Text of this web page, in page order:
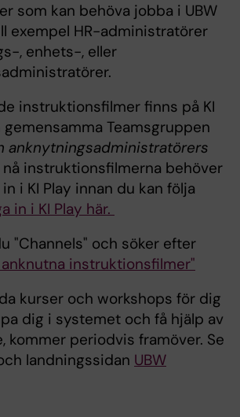
som kan behöva jobba i UBW
exempel HR-administratörer
, enhets-, eller
instruktionsfilmer finns på KI
Teamsgruppen
anknytningsadministratörers
nå instruktionsfilmerna behöver
i KI Play innan du kan följa
in i KI Play här.
"Channels" och söker efter
anknutna instruktionsfilmer"
kurser och workshops för dig
dig i systemet och få hjälp av
kommer periodvis framöver. Se
landningssidan UBW